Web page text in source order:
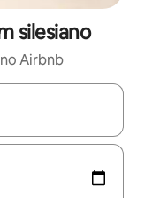
silesiano
Airbnb
explore-os